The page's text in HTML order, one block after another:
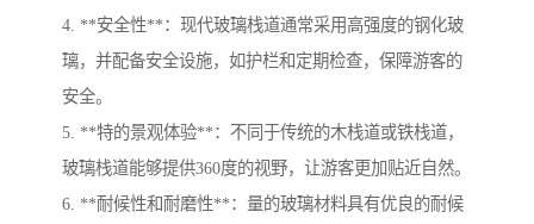
4. **安全性**：现代玻璃栈道通常采用高强度的钢化玻
璃，并配备安全设施，如护栏和定期检查，保障游客的
安全。
5. **特的景观体验**：不同于传统的木栈道或铁栈道，
玻璃栈道能够提供360度的视野，让游客更加贴近自然。
6. **耐候性和耐磨性**：量的玻璃材料具有优良的耐候